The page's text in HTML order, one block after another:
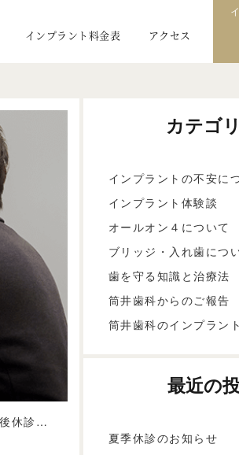
インプラント料金表 アクセス
ます。
カテゴ
インプラントの不安に
インプラント体験談
オールオン４について
ブリッジ・入れ歯につ
歯を守る知識と治療法
筒井歯科からのご報告
筒井歯科のインプラン
最近の
夏季休診のお知らせ